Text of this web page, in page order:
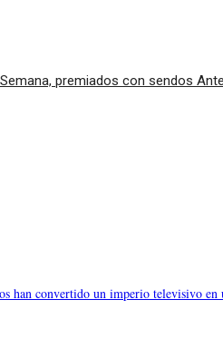
premiados con sendos
han convertido un imperio televisivo